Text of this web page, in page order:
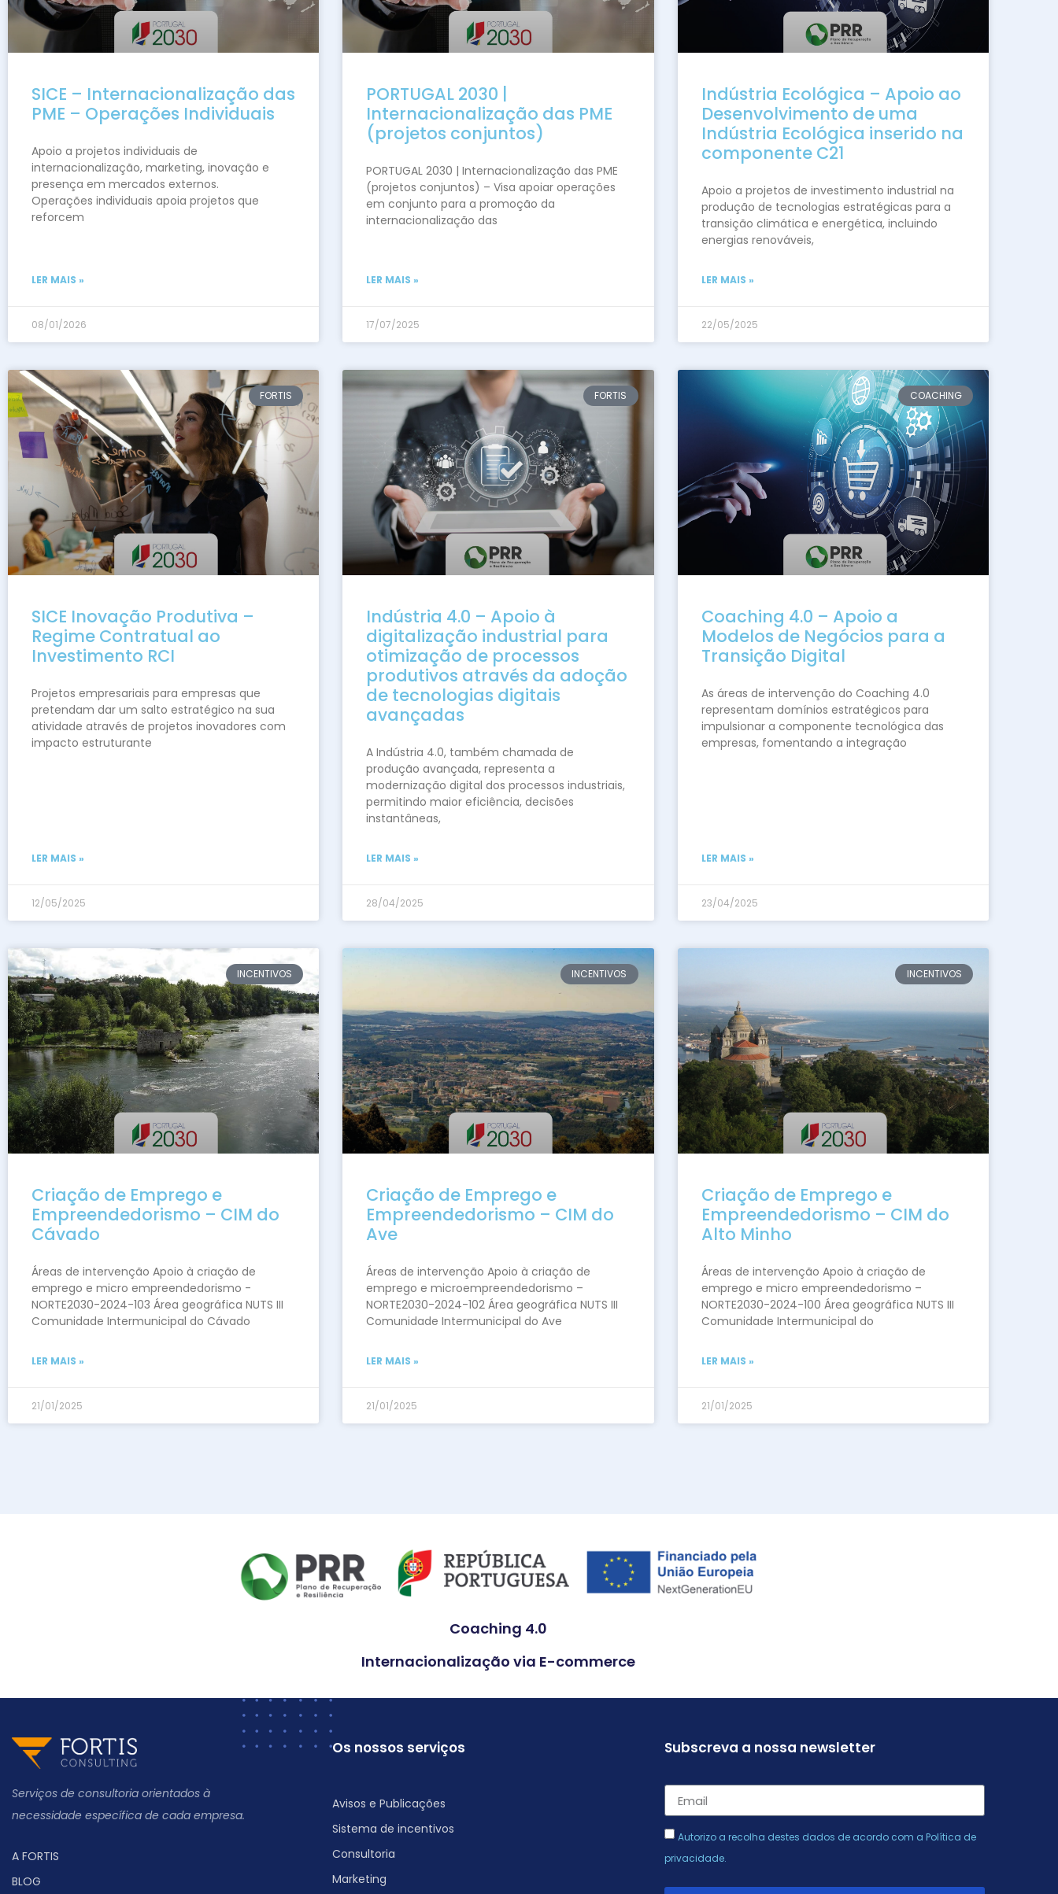
SICE – Internacionalização das
PME – Operações Individuais
Apoio a projetos individuais de
internacionalização, marketing, inovação e
presença em mercados externos.
Operações individuais apoia projetos que
reforcem
LER MAIS »
08/01/2026
PORTUGAL 2030 |
Internacionalização das PME
(projetos conjuntos)
PORTUGAL 2030 | Internacionalização das PME
(projetos conjuntos) – Visa apoiar operações
em conjunto para a promoção da
internacionalização das
LER MAIS »
17/07/2025
Indústria Ecológica – Apoio ao
Desenvolvimento de uma
Indústria Ecológica inserido na
componente C21
Apoio a projetos de investimento industrial na
produção de tecnologias estratégicas para a
transição climática e energética, incluindo
energias renováveis,
LER MAIS »
22/05/2025
FORTIS
SICE Inovação Produtiva –
Regime Contratual ao
Investimento RCI
Projetos empresariais para empresas que
pretendam dar um salto estratégico na sua
atividade através de projetos inovadores com
impacto estruturante
LER MAIS »
12/05/2025
FORTIS
Indústria 4.0 – Apoio à
digitalização industrial para
otimização de processos
produtivos através da adoção
de tecnologias digitais
avançadas
A Indústria 4.0, também chamada de
produção avançada, representa a
modernização digital dos processos industriais,
permitindo maior eficiência, decisões
instantâneas,
LER MAIS »
28/04/2025
COACHING
Coaching 4.0 – Apoio a
Modelos de Negócios para a
Transição Digital
As áreas de intervenção do Coaching 4.0
representam domínios estratégicos para
impulsionar a componente tecnológica das
empresas, fomentando a integração
LER MAIS »
23/04/2025
INCENTIVOS
Criação de Emprego e
Empreendedorismo – CIM do
Cávado
Áreas de intervenção Apoio à criação de
emprego e micro empreendedorismo -
NORTE2030-2024-103 Área geográfica NUTS III
Comunidade Intermunicipal do Cávado
LER MAIS »
21/01/2025
INCENTIVOS
Criação de Emprego e
Empreendedorismo – CIM do
Ave
Áreas de intervenção Apoio à criação de
emprego e microempreendedorismo –
NORTE2030-2024-102 Área geográfica NUTS III
Comunidade Intermunicipal do Ave
LER MAIS »
21/01/2025
INCENTIVOS
Criação de Emprego e
Empreendedorismo – CIM do
Alto Minho
Áreas de intervenção Apoio à criação de
emprego e micro empreendedorismo –
NORTE2030-2024-100 Área geográfica NUTS III
Comunidade Intermunicipal do
LER MAIS »
21/01/2025
Coaching 4.0
Internacionalização via E-commerce
Serviços de consultoria orientados à
necessidade específica de cada empresa.
A FORTIS
BLOG
Os nossos serviços
Avisos e Publicações
Sistema de incentivos
Consultoria
Marketing
Subscreva a nossa newsletter
Autorizo a recolha destes dados de acordo com a Política de
privacidade.